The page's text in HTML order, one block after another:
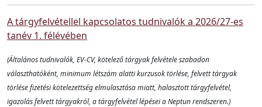
A tárgyfelvétellel kapcsolatos tudnivalók a 2026/27-es
tanév 1. félévében
(Általános tudnivalók, EV-CV, kötelező tárgyak felvétele szabadon
választhatóként, minimum létszám alatti kurzusok törlése, felvett tárgyak
törlése fizetési kötelezettség elmulasztása miatt, halasztott tárgyfelvétel,
igazolás felvett tárgyakról, a tárgyfelvétel lépései a Neptun rendszeren.)